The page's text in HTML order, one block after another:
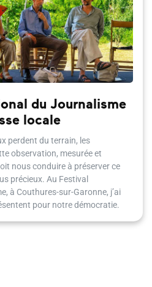
du Journalisme
locale
perdent du terrain, les
observation, mesurée et
nous conduire à préserver ce
précieux. Au Festival
à Couthures-sur-Garonne, j’ai
pour notre démocratie.